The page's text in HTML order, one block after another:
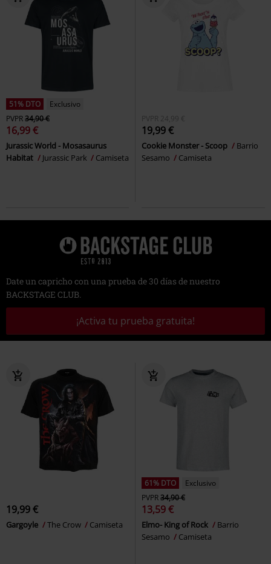
51% DTO
Exclusivo
PVPR34,90 €
16,99 €
Jurassic World - Mosasaurus
Habitat
Jurassic Park Camiseta
PVPR 24,99 €
19,99 €
Cookie Monster - Scoop
Barrio
Sesamo
Camiseta
Date un capricho con una prueba de 30 días de nuestro
BACKSTAGE CLUB.
¡Activa tu prueba gratuita!
19,99 €
Gargoyle The Crow Camiseta
61% DTO
Exclusivo
PVPR34,90 €
13,59 €
Elmo- King of Rock
Barrio
Sesamo
Camiseta